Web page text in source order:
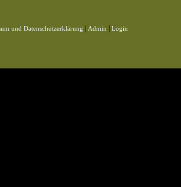
und Datenschutzerklärung Admin Login